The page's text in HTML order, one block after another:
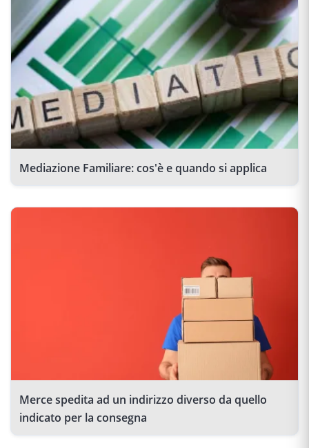
Mediazione Familiare: cos'è e quando si applica
Merce spedita ad un indirizzo diverso da quello
indicato per la consegna